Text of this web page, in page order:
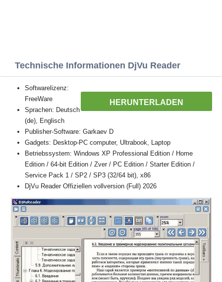
Technische Informationen DjVu Reader
HERUNTERLADEN
Softwarelizenz:
FreeWare
Sprachen: Deutsch
(de), Englisch
Publisher-Software: Garkaev D
Gadgets: Desktop-PC computer, Ultrabook, Laptop
Betriebssystem: Windows XP Professional Edition / Home
Edition / 64-bit Edition / Zver / PC Edition / Starter Edition /
Service Pack 1 / SP2 / SP3 (32/64 bit), x86
DjVu Reader Offiziellen vollversion (Full) 2026